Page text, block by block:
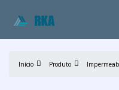
Início Produto